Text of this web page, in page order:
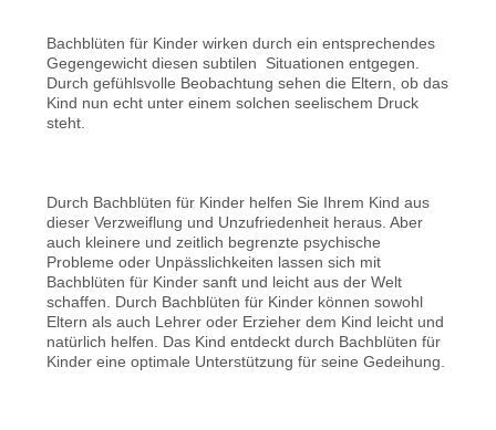
Bachblüten für Kinder wirken durch ein entsprechendes
Gegengewicht diesen subtilen Situationen entgegen.
Durch gefühlsvolle Beobachtung sehen die Eltern, ob das
Kind nun echt unter einem solchen seelischem Druck
steht.
Durch Bachblüten für Kinder helfen Sie Ihrem Kind aus
dieser Verzweiflung und Unzufriedenheit heraus. Aber
auch kleinere und zeitlich begrenzte psychische
Probleme oder Unpässlichkeiten lassen sich mit
Bachblüten für Kinder sanft und leicht aus der Welt
schaffen. Durch Bachblüten für Kinder können sowohl
Eltern als auch Lehrer oder Erzieher dem Kind leicht und
natürlich helfen. Das Kind entdeckt durch Bachblüten für
Kinder eine optimale Unterstützung für seine Gedeihung.